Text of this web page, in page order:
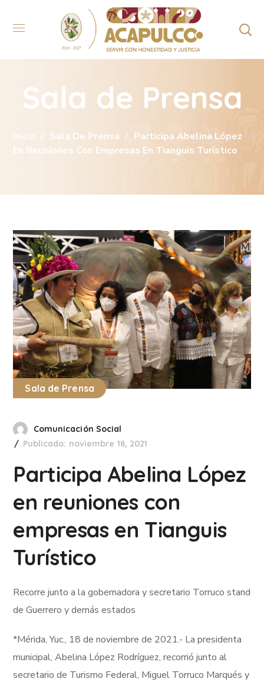
Sala de Prensa
Inicio Sala De Prensa
Participa Abelina López
En Reuniones Con Empresas En Tianguis Turístico
Sala de Prensa
Comunicación Social
Publicado: noviembre 18, 2021
Participa Abelina López
en reuniones con
empresas en Tianguis
Turístico
Recorre junto a la gobernadora y secretario Torruco stand
de Guerrero y demás estados
*Mérida, Yuc., 18 de noviembre de 2021.- La presidenta
municipal, Abelina López Rodríguez, recorrió junto al
secretario de Turismo Federal, Miguel Torruco Marqués y